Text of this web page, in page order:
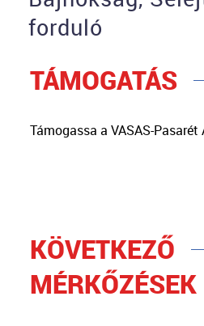
forduló
TÁMOGATÁS
Támogassa a VASAS-
KÖVETKEZŐ
MÉRKŐZÉSEK